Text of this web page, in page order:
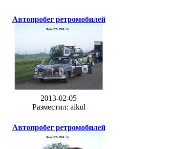
Автопробег ретромобилей
2013-02-05
Разместил: aikul
Автопробег ретромобилей